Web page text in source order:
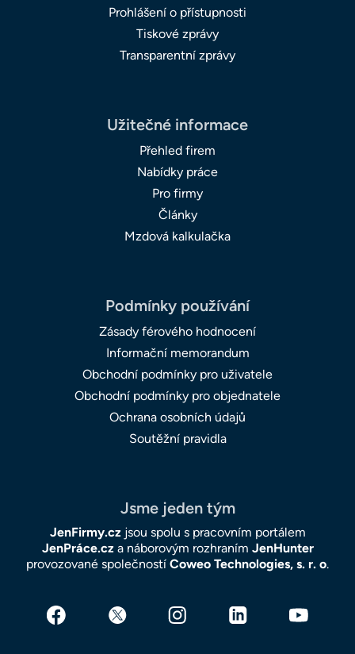
Prohlášení o přístupnosti
Tiskové zprávy
Transparentní zprávy
Užitečné informace
Přehled firem
Nabídky práce
Pro firmy
Články
Mzdová kalkulačka
Podmínky používání
Zásady férového hodnocení
Informační memorandum
Obchodní podmínky pro uživatele
Obchodní podmínky pro objednatele
Ochrana osobních údajů
Soutěžní pravidla
Jsme jeden tým
JenFirmy.czjsou spolu s pracovním portálem
JenPráce.cza náborovým rozhraním JenHunter
provozované společností Coweo Technologies, s. r. o.